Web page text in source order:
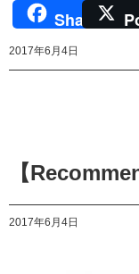
Share
2017年6月4日
【
2017年6月4日